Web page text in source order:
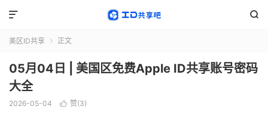


美区ID共享  正文
05月04日 | 美国区免费Apple ID共享账号密码
大全
2026-05-04  赞(3)